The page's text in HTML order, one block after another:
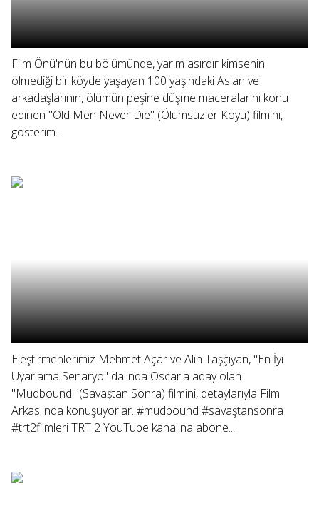
Film Önü'nün bu bölümünde, yarım asırdır kimsenin
ölmediği bir köyde yaşayan 100 yaşındaki Aslan ve
arkadaşlarının, ölümün peşine düşme maceralarını konu
edinen "Old Men Never Die" (Ölümsüzler Köyü) filmini,
gösterim...
Eleştirmenlerimiz Mehmet Açar ve Alin Taşçıyan, "En İyi
Uyarlama Senaryo" dalında Oscar'a aday olan
"Mudbound" (Savaştan Sonra) filmini, detaylarıyla Film
Arkası'nda konuşuyorlar. #mudbound #savaştansonra
#trt2filmleri TRT 2 YouTube kanalına abone...